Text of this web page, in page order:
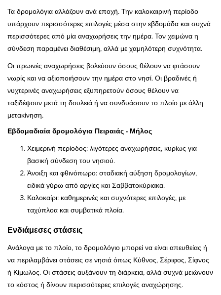
Τα δρομολόγια αλλάζουν ανά εποχή. Την καλοκαιρινή περίοδο
υπάρχουν περισσότερες επιλογές μέσα στην εβδομάδα και συχνά
περισσότερες από μία αναχωρήσεις την ημέρα. Τον χειμώνα η
σύνδεση παραμένει διαθέσιμη, αλλά με χαμηλότερη συχνότητα.
Οι πρωινές αναχωρήσεις βολεύουν όσους θέλουν να φτάσουν
νωρίς και να αξιοποιήσουν την ημέρα στο νησί. Οι βραδινές ή
νυχτερινές αναχωρήσεις εξυπηρετούν όσους θέλουν να
ταξιδέψουν μετά τη δουλειά ή να συνδυάσουν το πλοίο με άλλη
μετακίνηση.
Εβδομαδιαία δρομολόγια Πειραιάς - Μήλος
Χειμερινή περίοδος: λιγότερες αναχωρήσεις, κυρίως για
βασική σύνδεση του νησιού.
Άνοιξη και φθινόπωρο: σταδιακή αύξηση δρομολογίων,
ειδικά γύρω από αργίες και Σαββατοκύριακα.
Καλοκαίρι: καθημερινές και συχνότερες επιλογές, με
ταχύπλοα και συμβατικά πλοία.
Ενδιάμεσες στάσεις
Ανάλογα με το πλοίο, το δρομολόγιο μπορεί να είναι απευθείας ή
να περιλαμβάνει στάσεις σε νησιά όπως Κύθνος, Σέριφος, Σίφνος
ή Κίμωλος. Οι στάσεις αυξάνουν τη διάρκεια, αλλά συχνά μειώνουν
το κόστος ή δίνουν περισσότερες επιλογές αναχώρησης.